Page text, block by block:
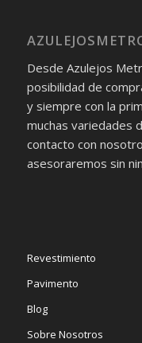
Desde Azulejos
posibilidad de
y siempre con la
muchas variedades
contacto con
asesoraremos sin
Revestimiento
Pavimento
Blog
Sobre Nosotros